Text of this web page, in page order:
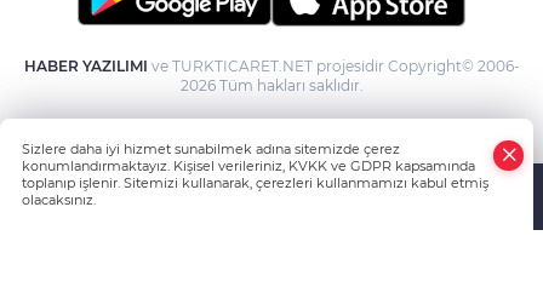
HABER YAZILIMI ve TURKTICARET.NET projesidir Copyright© 2006-
2026 Tüm hakları saklıdır.
Sizlere daha iyi hizmet sunabilmek adına sitemizde çerez
konumlandırmaktayız. Kişisel verileriniz, KVKK ve GDPR kapsamında
toplanıp işlenir. Sitemizi kullanarak, çerezleri kullanmamızı kabul etmiş
olacaksınız.